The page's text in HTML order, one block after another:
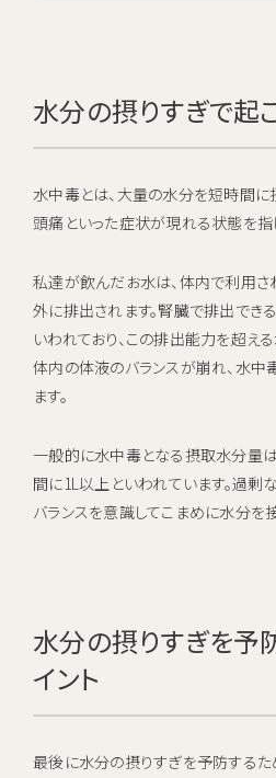
水分の摂りすぎで起
水中毒とは、大量の水分を短時間に
頭痛といった症状が現れる状態を指
私達が飲んだお水は、体内で利用さ
外に排出されます。腎臓で排出でき
いわれており、この排出能力を超え
体内の体液のバランスが崩れ、水中
ます。
一般的に水中毒となる摂取水分量は
間に1L以上といわれています。過剰
バランスを意識してこまめに水分を
水分の摂りすぎを予
イント
最後に水分の摂りすぎを予防するた